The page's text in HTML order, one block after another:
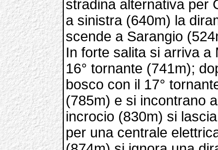
stradina alternativa per
a sinistra (640m) la
scende a Sarangio
In forte salita si arriva a
16° tornante (741m);
bosco con il 17°
(785m) e si incontrano
incrocio (830m) si
per una centrale